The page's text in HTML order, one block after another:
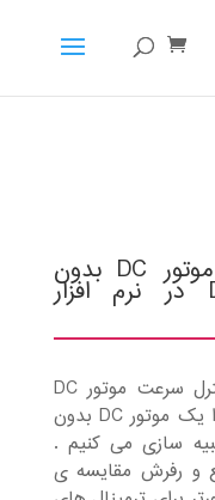
شبیه سازی کنترل سرعت موتور DC بدون
جاروبک DC BRUSHLESS در نرم افزار
در این شبیه سازی قصد داریم کنترل سرعت موتور DC
بدون جاروبک را انجام دهیم . ابتدا یک موتور DC بدون
سازی می کنیم .
و رفرش مقایسه ی